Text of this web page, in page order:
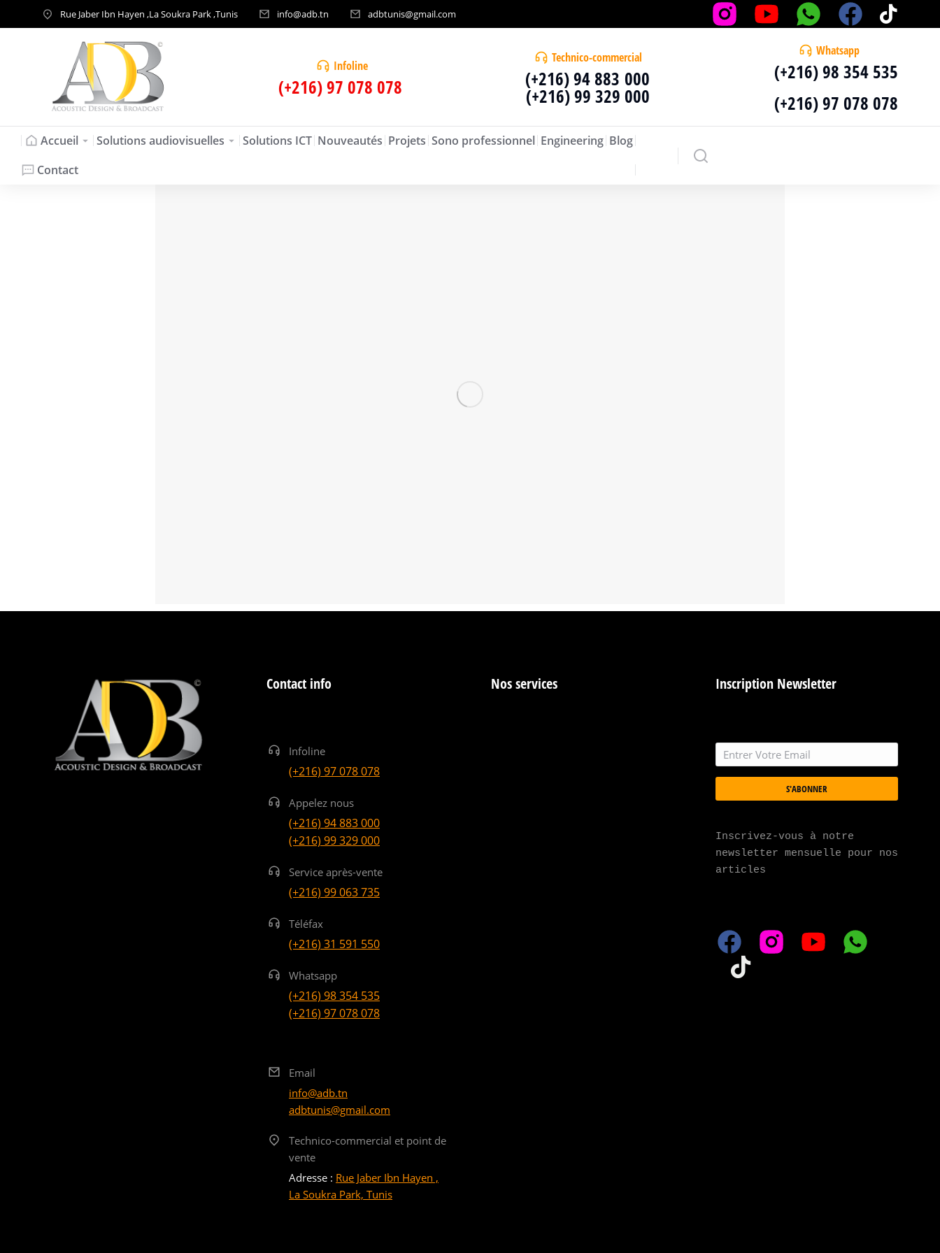
Rue Jaber Ibn Hayen ,La Soukra Park ,Tunis info@adb.tn adbtunis@gmail.com
Infoline
(+216) 97 078 078
Technico-commercial
(+216) 94 883 000
(+216) 99 329 000
Whatsapp
(+216) 98 354 535
(+216) 97 078 078
Accueil Solutions audiovisuelles Solutions ICT Nouveautés Projets Sono professionnel Engineering Blog
Contact
Contact info
Infoline
(+216) 97 078 078
Appelez nous
(+216) 94 883 000
(+216) 99 329 000
Service après-vente
(+216) 99 063 735
Téléfax
(+216) 31 591 550
Whatsapp
(+216) 98 354 535
(+216) 97 078 078
Email
info@adb.tn
adbtunis@gmail.com
Technico-commercial et point de
vente
Adresse : Rue Jaber Ibn Hayen ,
La Soukra Park, Tunis
Nos services Inscription Newsletter
S'ABONNER
Inscrivez-vous à notre
newsletter mensuelle pour nos
articles